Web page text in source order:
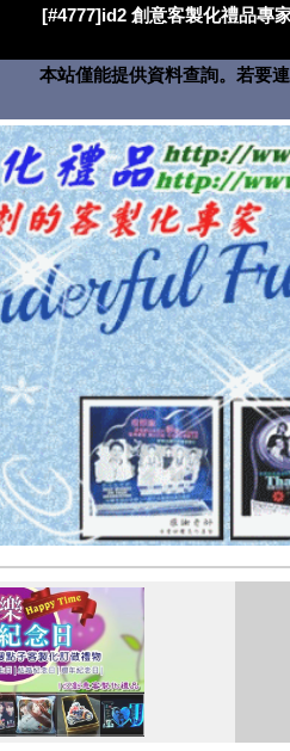
[#4777]id2 創意客製化禮品專
本站僅能提供資料查詢。若要